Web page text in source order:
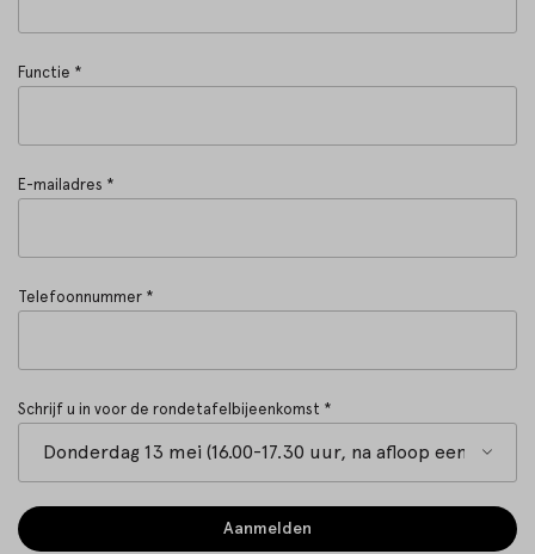
Functie *
E-mailadres *
Telefoonnummer *
Schrijf u in voor de rondetafelbijeenkomst *
Aanmelden